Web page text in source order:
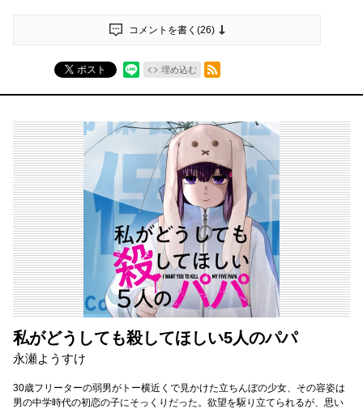
コメントを書く(26)
ポスト 埋め込む
RSSフィード
私がどうしても殺してほしい5人のパパ
永瀬ようすけ
30歳フリーターの弱男がトー横近くで見かけた立ちんぼの少女、その容姿は
男の中学時代の初恋の子にそっくりだった。欲望を駆り立てられるが、思い